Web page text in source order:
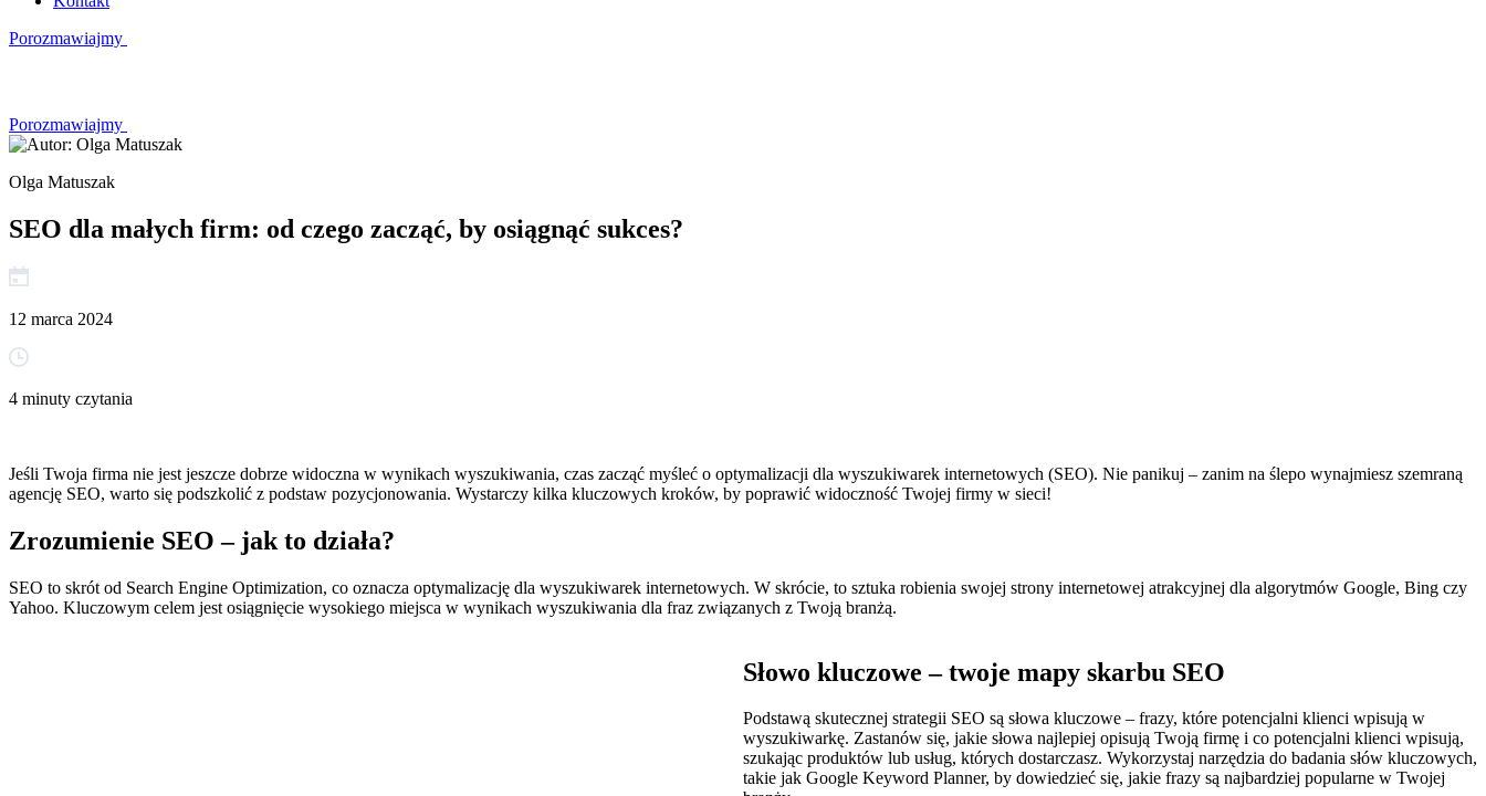
Porozmawiajmy
Porozmawiajmy
Olga Matuszak
SEO dla małych firm: od czego zacząć, by osiągnąć sukces?
12 marca 2024
4 minuty czytania
Jeśli Twoja firma nie jest jeszcze dobrze widoczna w wynikach wyszukiwania, czas zacząć myśleć o optymalizacji dla wyszukiwarek internetowych (SEO). Nie panikuj – zanim na ślepo wynajmiesz szemraną
agencję SEO, warto się podszkolić z podstaw pozycjonowania. Wystarczy kilka kluczowych kroków, by poprawić widoczność Twojej firmy w sieci!
Zrozumienie SEO – jak to działa?
SEO to skrót od Search Engine Optimization, co oznacza optymalizację dla wyszukiwarek internetowych. W skrócie, to sztuka robienia swojej strony internetowej atrakcyjnej dla algorytmów Google, Bing czy
Yahoo. Kluczowym celem jest osiągnięcie wysokiego miejsca w wynikach wyszukiwania dla fraz związanych z Twoją branżą.
Słowo kluczowe – twoje mapy skarbu SEO
Podstawą skutecznej strategii SEO są słowa kluczowe – frazy, które potencjalni klienci wpisują w
wyszukiwarkę. Zastanów się, jakie słowa najlepiej opisują Twoją firmę i co potencjalni klienci wpisują,
szukając produktów lub usług, których dostarczasz. Wykorzystaj narzędzia do badania słów kluczowych,
takie jak Google Keyword Planner, by dowiedzieć się, jakie frazy są najbardziej popularne w Twojej